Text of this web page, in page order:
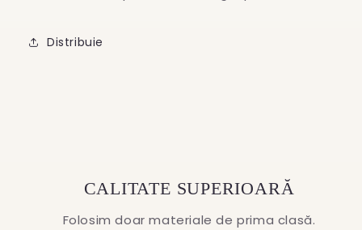
Distribuie
CALITATE SUPERIOARĂ
Folosim doar materiale de prima clasă.